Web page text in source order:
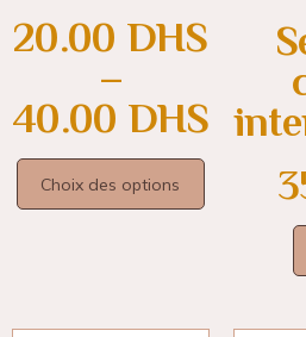
20.00 DHS
–
40.00 DHS
Choix des options